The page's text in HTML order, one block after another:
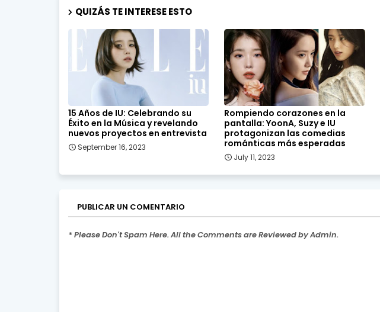
QUIZÁS TE INTERESE ESTO
15 Años de IU: Celebrando su
Éxito en la Música y revelando
nuevos proyectos en entrevista
September 16, 2023
Rompiendo corazones en la
pantalla: YoonA, Suzy e IU
protagonizan las comedias
románticas más esperadas
July 11, 2023
PUBLICAR UN COMENTARIO
* Please Don't Spam Here. All the Comments are Reviewed by Admin.